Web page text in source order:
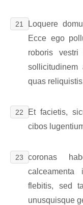
21
Loquere
Ecce ego
roboris
quas
22
Et facietis,
cibos
23
coronas
flebitis, sed
unusquisque